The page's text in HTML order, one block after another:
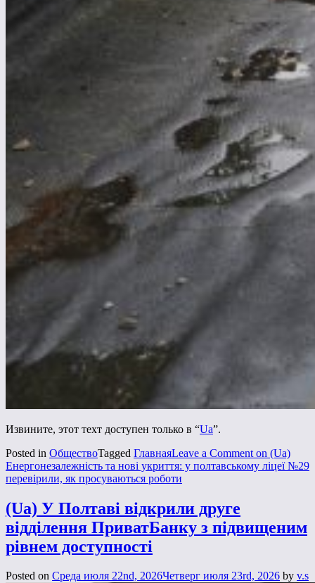
Извините, этот техт доступен только в “Ua”.
Posted in ОбществоTagged ГлавнаяLeave a Comment on (Ua)
Енергонезалежність та нові укриття: у полтавському ліцеї №29
перевірили, як просуваються роботи
(Ua) У Полтаві відкрили друге
відділення ПриватБанку з підвищеним
рівнем доступності
Posted on Среда июля 22nd, 2026Четверг июля 23rd, 2026 by v.s